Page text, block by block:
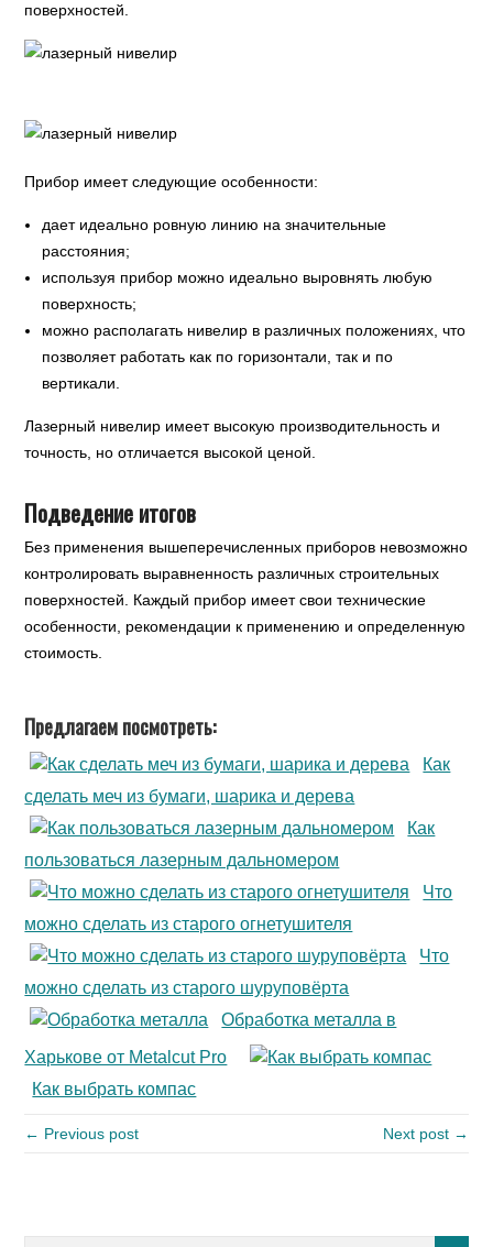
поверхностей.
Прибор имеет следующие особенности:
дает идеально ровную линию на значительные
расстояния;
используя прибор можно идеально выровнять любую
поверхность;
можно располагать нивелир в различных положениях, что
позволяет работать как по горизонтали, так и по
вертикали.
Лазерный нивелир имеет высокую производительность и
точность, но отличается высокой ценой.
Подведение итогов
Без применения вышеперечисленных приборов невозможно
контролировать выравненность различных строительных
поверхностей. Каждый прибор имеет свои технические
особенности, рекомендации к применению и определенную
стоимость.
Предлагаем посмотреть:
Как
сделать меч из бумаги, шарика и дерева
Как
пользоваться лазерным дальномером
Что
можно сделать из старого огнетушителя
Что
можно сделать из старого шуруповёрта
Обработка металла в
Харькове от Metalcut Pro
Как выбрать компас
← Previous post Next post →